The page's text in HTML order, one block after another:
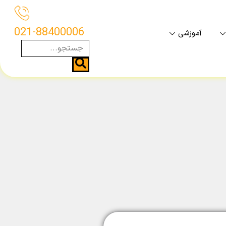
آموزشی 021-88400006